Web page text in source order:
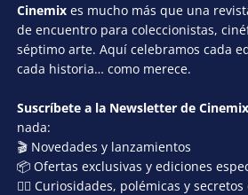
Cinemix es mucho más que una
de encuentro para coleccionistas,
séptimo arte. Aquí celebramos cada
cada historia… como merece.
Suscríbete a la Newsletter de Cinemix
nada:
🎬 Novedades y lanzamientos
📦 Ofertas exclusivas y ediciones
🕵️‍♂️ Curiosidades, polémicas y